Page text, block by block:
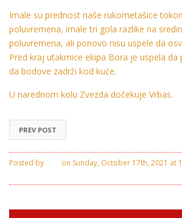
Imale su prednost naše rukometašice
poluvremena, imale tri gola razlike na
poluvremena, ali ponovo nisu uspele da
Pred kraj utakmice ekipa Bora je uspela da
da bodove zadrži kod kuće.
U narednom kolu Zvezda dočekuje Vrbas.
PREV POST
Posted by
on Sunday, October 17th, 2021 at